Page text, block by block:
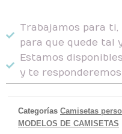
Trabajamos para
para que quede tal
Estamos
y te
Categorías Camisetas
MODELOS DE CAMISETAS